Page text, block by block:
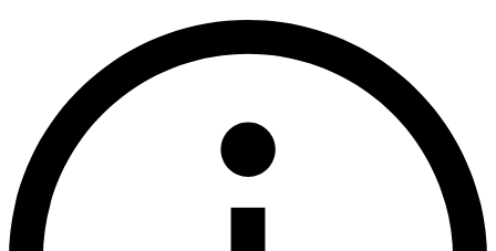
VARCHAR
Modus der
Für unterstützte
CREATE
type VARCHAR
Typ der
Für unterstützte
CREATE